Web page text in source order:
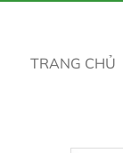
TRANG CHỦ